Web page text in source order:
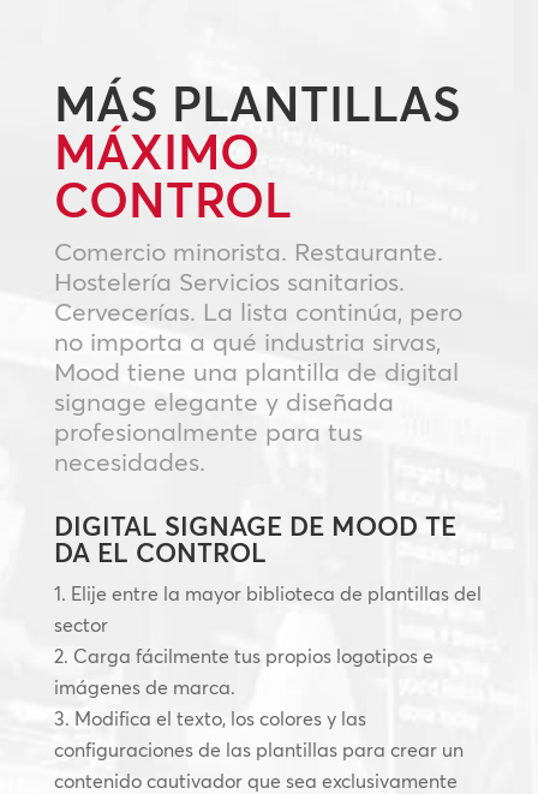
MÁS PLANTILLAS
MÁXIMO
CONTROL
Comercio minorista. Restaurante.
Hostelería Servicios sanitarios.
Cervecerías. La lista continúa, pero
no importa a qué industria sirvas,
Mood tiene una plantilla de digital
signage elegante y diseñada
profesionalmente para tus
necesidades.
DIGITAL SIGNAGE DE MOOD TE
DA EL CONTROL
Elije entre la mayor biblioteca de plantillas del
sector
Carga fácilmente tus propios logotipos e
imágenes de marca.
Modifica el texto, los colores y las
configuraciones de las plantillas para crear un
contenido cautivador que sea exclusivamente